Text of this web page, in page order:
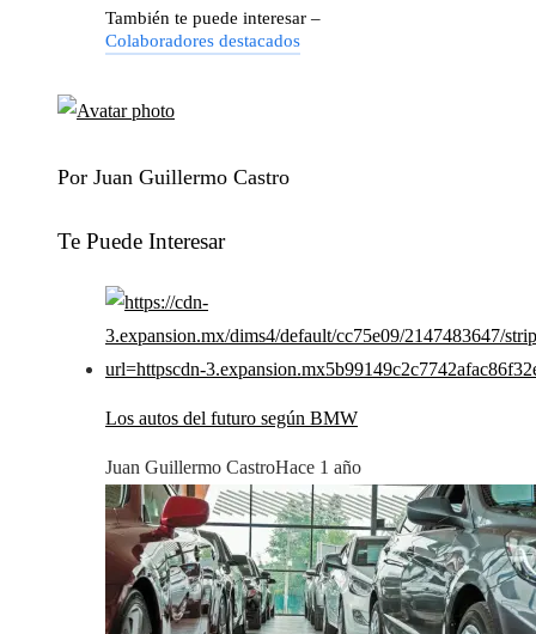
También te puede interesar –
Colaboradores destacados
Por Juan Guillermo Castro
Te Puede Interesar
Los autos del futuro según BMW
Juan Guillermo CastroHace 1 año